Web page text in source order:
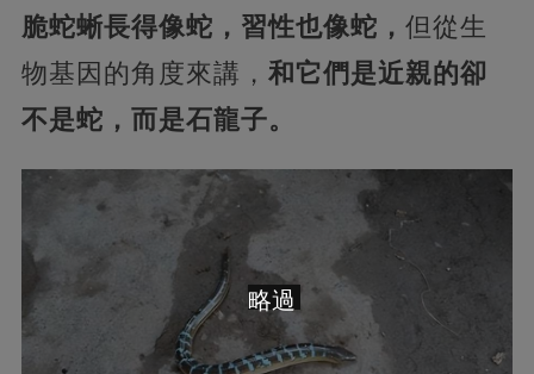
脆蛇蜥長得像蛇，習性也像蛇， 但從生
物基因的角度來講， 和它們是近親的卻
不是蛇，而是石龍子。
略過